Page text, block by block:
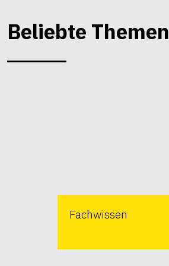
Beliebte Themen
Fachwissen